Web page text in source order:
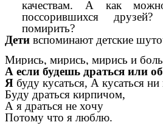
качествам. А как
поссорившихся
помирить?
Дети вспоминают детские
Мирись, мирись, мирись и
А если будешь драться или
Я буду кусаться, А кусаться
Буду драться кирпичом,
А я драться не хочу
Потому что я люблю.